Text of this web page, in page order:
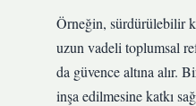
Örneğin, sürdürülebilir
uzun vadeli toplumsal
da güvence altına alır.
inşa edilmesine katkı